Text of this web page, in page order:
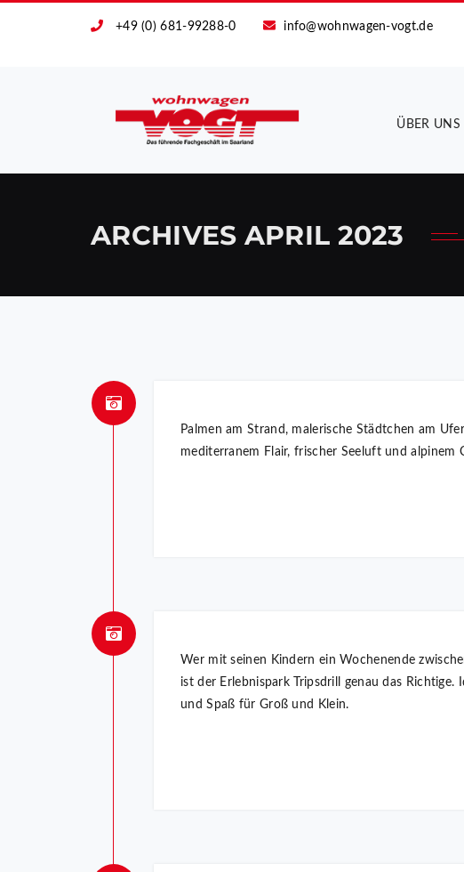
+49 (0) 681-99288-0 info@wohnwagen-vogt.de
ÜBER UNS
ARCHIVES APRIL 2023
Palmen am Strand, malerische Städtchen am
mediterranem Flair, frischer Seeluft und alpinem
Wer mit seinen Kindern ein Wochenende
ist der Erlebnispark Tripsdrill genau das
und Spaß für Groß und Klein.